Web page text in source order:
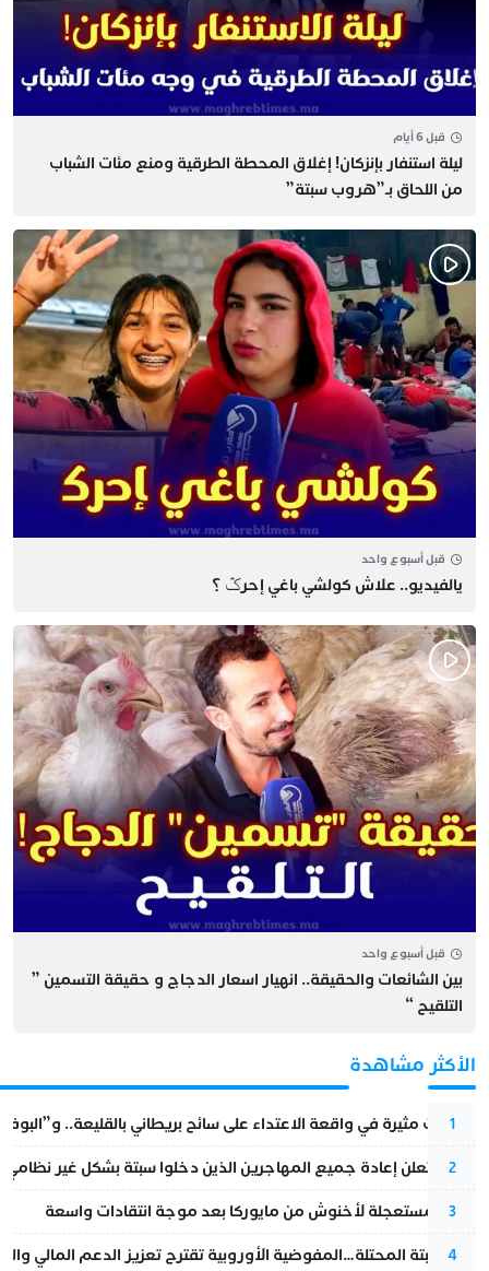
قبل 6 أيام
​ليلة استنفار بإنزكان! إغلاق المحطة الطرقية ومنع مئات الشباب
من اللحاق بـ”هروب سبتة”
قبل أسبوع واحد
يالفيديو.. علاش كولشي باغي إحرݣ ؟
قبل أسبوع واحد
بين الشائعات والحقيقة.. انهيار اسعار الدجاج و حقيقة التسمين ”
التلقيح “
الأكثر مشاهدة
1
تطورات مثيرة في واقعة الاعتداء على سائح بريطاني بالقليعة..
2
إسبانيا تعلن إعادة جميع المهاجرين الذين دخلوا سبتة بشكل غير
3
عودة مستعجلة لأخنوش من مايوركا بعد موجة انتقادات واسعة
4
أزمة سبتة المحتلة…المفوضية الأوروبية تقترح تعزيز الدعم المالي